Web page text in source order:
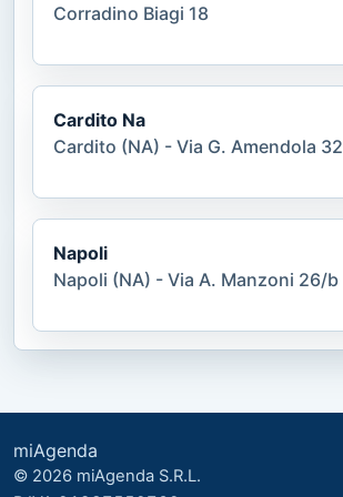
Corradino Biagi 18
Cardito Na
Cardito (NA) - Via G. Amendola 32
Napoli
Napoli (NA) - Via A. Manzoni 26/b
miAgenda
© 2026 miAgenda S.R.L.